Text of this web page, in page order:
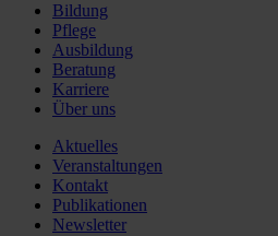
Bildung
Pflege
Ausbildung
Beratung
Karriere
Über uns
Aktuelles
Veranstaltungen
Kontakt
Publikationen
Newsletter